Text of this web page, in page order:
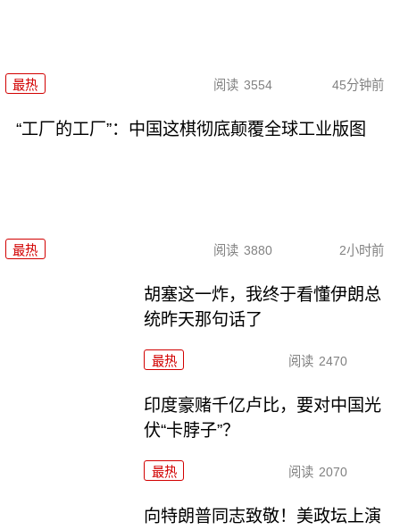
最热 阅读 3554 45分钟前
“工厂的工厂”：中国这棋彻底颠覆全球工业版图
最热 阅读 3880 2小时前
胡塞这一炸，我终于看懂伊朗总
统昨天那句话了
最热 阅读 2470
印度豪赌千亿卢比，要对中国光
伏“卡脖子”？
最热 阅读 2070
向特朗普同志致敬！美政坛上演